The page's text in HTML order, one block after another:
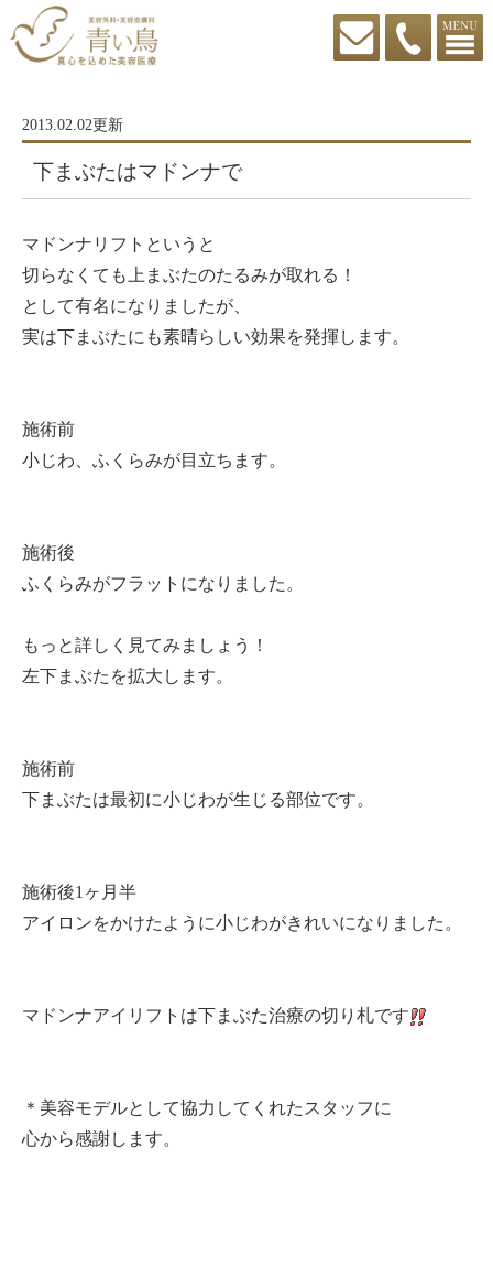
2013.02.02更新
下まぶたはマドンナで
マドンナリフトというと
切らなくても上まぶたのたるみが取れる！
として有名になりましたが、
実は下まぶたにも素晴らしい効果を発揮します。
施術前
小じわ、ふくらみが目立ちます。
施術後
ふくらみがフラットになりました。
もっと詳しく見てみましょう！
左下まぶたを拡大します。
施術前
下まぶたは最初に小じわが生じる部位です。
施術後1ヶ月半
アイロンをかけたように小じわがきれいになりました。
マドンナアイリフトは下まぶた治療の切り札です
＊美容モデルとして協力してくれたスタッフに
心から感謝します。